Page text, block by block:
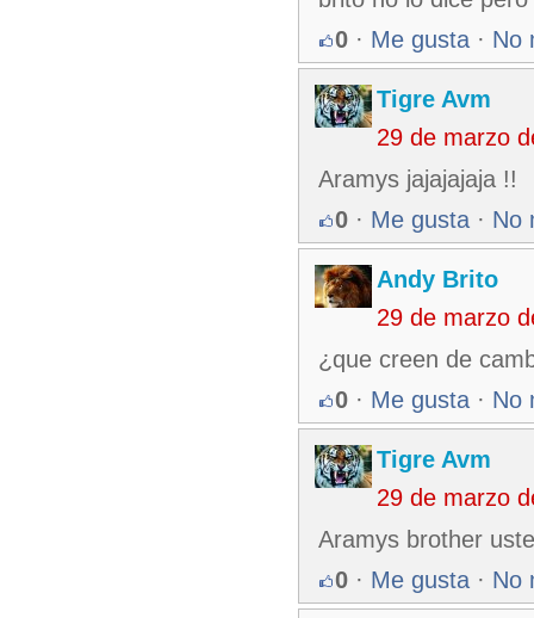
0 · Me gusta · No
Tigre Avm
29 de marzo
Aramys jajajajaja !!
0 · Me gusta · No
Andy Brito
29 de marzo
¿que creen de
0 · Me gusta · No
Tigre Avm
29 de marzo
Aramys brother
0 · Me gusta · No